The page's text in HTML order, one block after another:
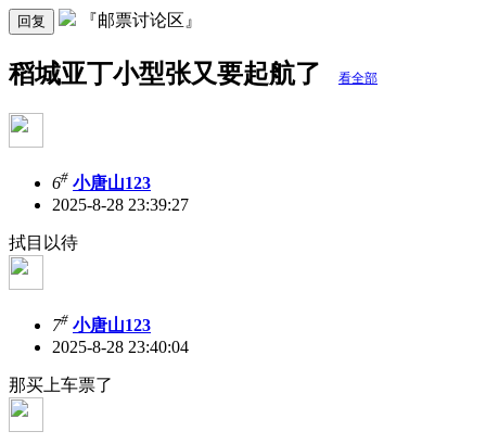
回复 『邮票讨论区』
稻城亚丁小型张又要起航了 看全部
6# 小唐山123
2025-8-28 23:39:27
拭目以待
7# 小唐山123
2025-8-28 23:40:04
那买上车票了